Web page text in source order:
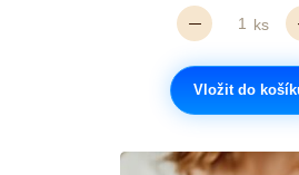
ks
Vložit do